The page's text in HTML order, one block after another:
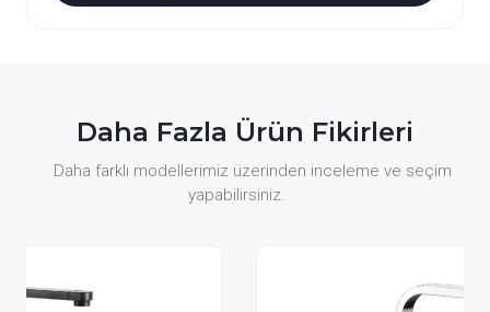
Daha Fazla Ürün Fikirleri
Daha farklı modellerimiz üzerinden inceleme ve seçim
yapabilirsiniz.